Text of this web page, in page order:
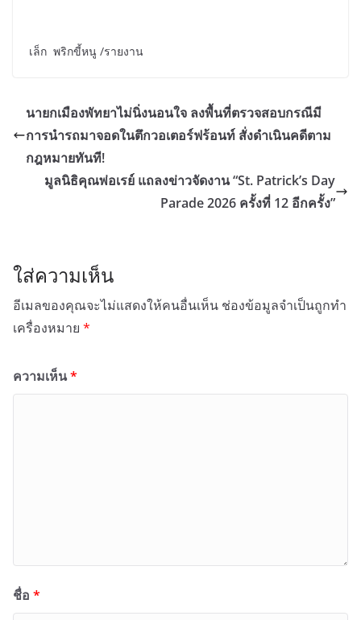
เล็ก พริกขี้หนู /รายงาน
นายกเมืองพัทยาไม่นิ่งนอนใจ ลงพื้นที่ตรวจสอบกรณีมี
การนำรถมาจอดในตึกวอเตอร์ฟร้อนท์ สั่งดำเนินคดีตาม
กฎหมายทันที!
มูลนิธิคุณพ่อเรย์ แถลงข่าวจัดงาน “St. Patrick’s Day
Parade 2026 ครั้งที่ 12 อีกครั้ง”
ใส่ความเห็น
อีเมลของคุณจะไม่แสดงให้คนอื่นเห็น ช่องข้อมูลจำเป็นถูกทำ
เครื่องหมาย *
ความเห็น*
ชื่อ *